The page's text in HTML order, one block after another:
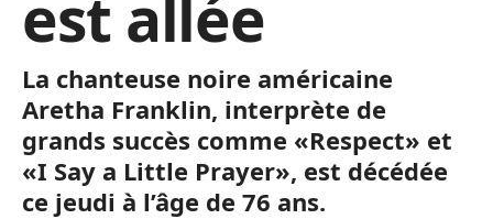
est allée
La chanteuse noire américaine
Aretha Franklin, interprète de
grands succès comme «Respect» et
«I Say a Little Prayer», est décédée
ce jeudi à l’âge de 76 ans.